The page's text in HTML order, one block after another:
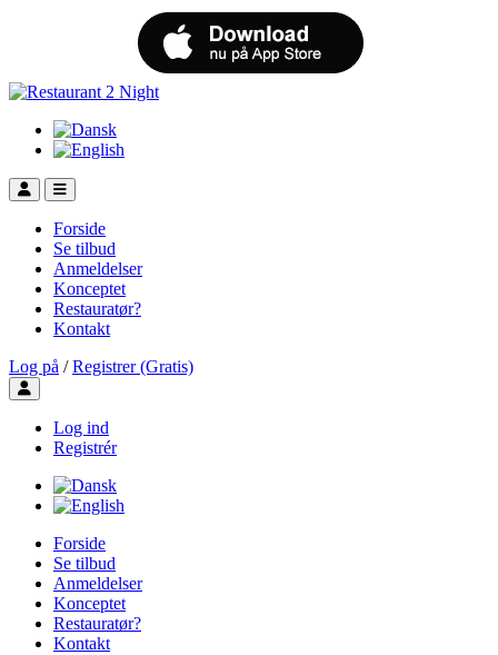
Forside
Se tilbud
Anmeldelser
Konceptet
Restauratør?
Kontakt
Log på / Registrer (Gratis)
Toggle user menu
Log ind
Registrér
Forside
Se tilbud
Anmeldelser
Konceptet
Restauratør?
Kontakt